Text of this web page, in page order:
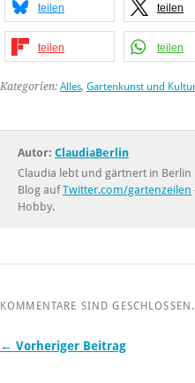
teilen teilen
teilen teilen
Kategorien: Alles, Gartenkunst und
Autor: ClaudiaBerlin
Claudia lebt und gärtnert in
Blog aufTwitter.com/gartenzeilen
Hobby.
KOMMENTARE SIND GESCHLOSSEN.
← Vorheriger Beitrag